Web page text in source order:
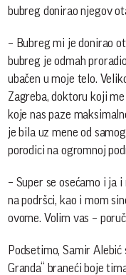
bubreg donirao njegov
– Bubreg mi je donirao
bubreg je odmah
ubačen u moje telo.
Zagreba, doktoru koji
koje nas paze
je bila uz mene od
porodici na ogromnoj
– Super se osećamo i ja
na podršci, kao i mom
ovome. Volim vas –
Podsetimo, Samir
Granda“ braneći boje